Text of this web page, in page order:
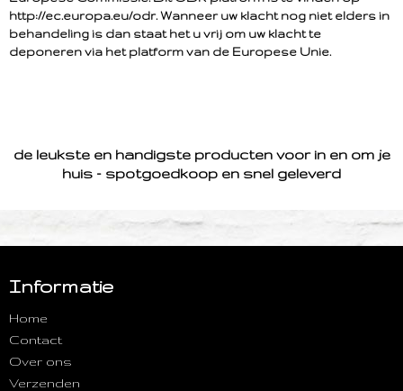
http://ec.europa.eu/odr. Wanneer uw klacht nog niet elders in
behandeling is dan staat het u vrij om uw klacht te
deponeren via het platform van de Europese Unie.
de leukste en handigste producten voor in en om je
huis - spotgoedkoop en snel geleverd
Informatie
Home
Contact
Over ons
Verzenden